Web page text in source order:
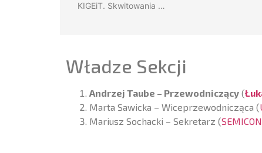
KIGEiT. Skwitowania …
Władze Sekcji
Andrzej Taube – Przewodniczący (
Marta Sawicka – Wiceprzewodnicząca (
Mariusz Sochacki – Sekretarz (SEMICON